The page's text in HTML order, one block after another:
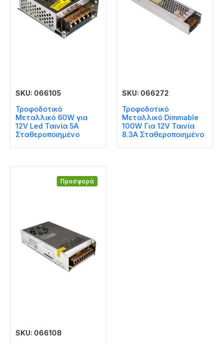
SKU: 066105
Τροφοδοτικό
Μεταλλικό 60W για
12V Led Ταινία 5A
Σταθεροποιημένο
SKU: 066272
Τροφοδοτικό
Μεταλλικό Dimmable
100W Για 12V Ταινία
8.3A Σταθεροποιημένο
Προσφορά
SKU: 066108